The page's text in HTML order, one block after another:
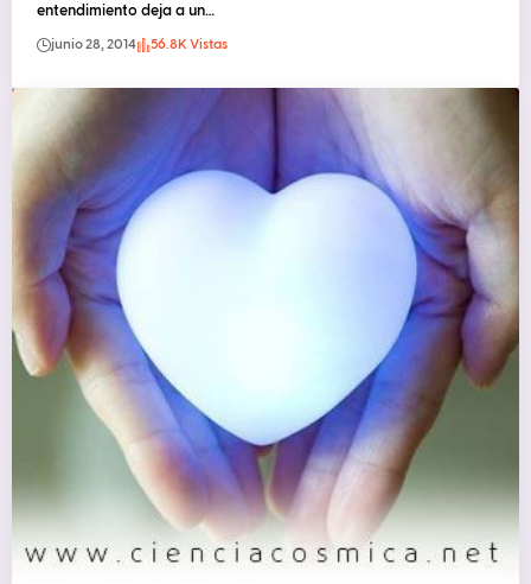
entendimiento deja a un…
junio 28, 2014 56.8K Vistas